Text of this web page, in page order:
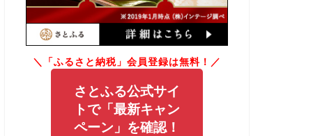
＼「ふるさと納税」会員登録は無料！／
さとふる公式サイ
トで「最新キャン
ペーン」を確認！